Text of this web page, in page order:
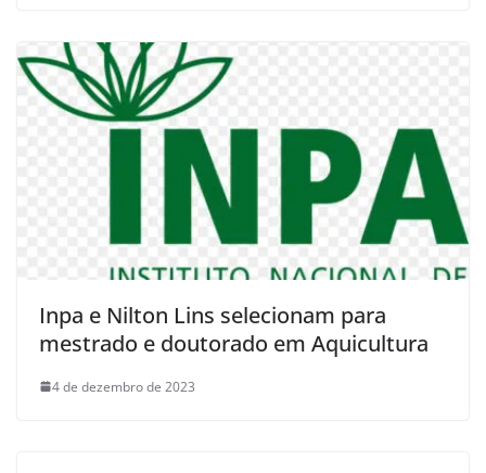
Inpa e Nilton Lins selecionam para
mestrado e doutorado em Aquicultura
4 de dezembro de 2023